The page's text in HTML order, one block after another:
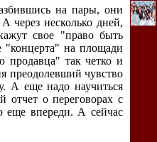
на пары, они
через несколько дней,
свое "право быть
"концерта" на площади
продавца" так четко и
преодолевший чувство
А еще надо научиться
отчет о переговорах с
еще впереди. А сейчас